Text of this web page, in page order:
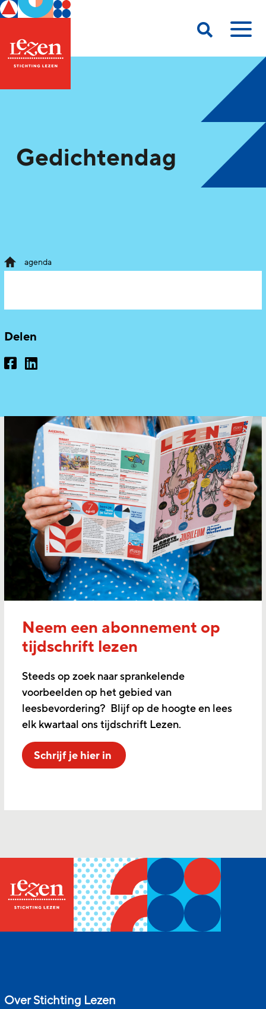
Gedichtendag
agenda
Delen
Neem een abonnement op
tijdschrift lezen
Steeds op zoek naar sprankelende
voorbeelden op het gebied van
leesbevordering? Blijf op de hoogte en lees
elk kwartaal ons tijdschrift Lezen.
Schrijf je hier in
Over Stichting Lezen